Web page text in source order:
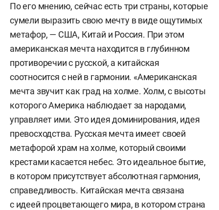
По его мнению, сейчас есть три страны, которые
сумели выразить свою мечту в виде ощутимых
метафор, — США, Китай и Россия. При этом
американская мечта находится в глубинном
противоречии с русской, а китайская
соотносится с ней в гармонии. «Американская
мечта звучит как град на холме. Холм, с высоты
которого Америка наблюдает за народами,
управляет ими. Это идея доминирования, идея
превосходства. Русская мечта имеет своей
метафорой храм на холме, который своими
крестами касается небес. Это идеальное бытие,
в котором присутствует абсолютная гармония,
справедливость. Китайская мечта связана
с идеей процветающего мира, в котором страна